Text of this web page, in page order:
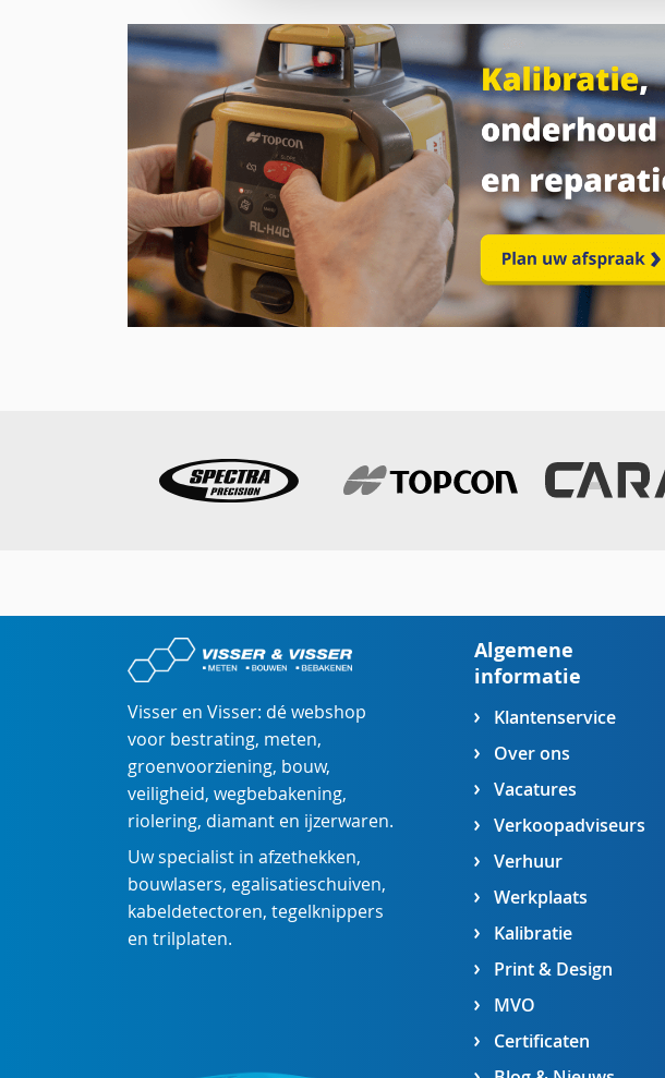
Visser en Visser: dé webshop
voor bestrating, meten,
groenvoorziening, bouw,
veiligheid, wegbebakening,
riolering, diamant en ijzerwaren.
Uw specialist in afzethekken,
bouwlasers, egalisatieschuiven,
kabeldetectoren, tegelknippers
en trilplaten.
Algemene
informatie
Klantenservice
Over ons
Vacatures
Verkoopadviseurs
Verhuur
Werkplaats
Kalibratie
Print & Design
MVO
Certificaten